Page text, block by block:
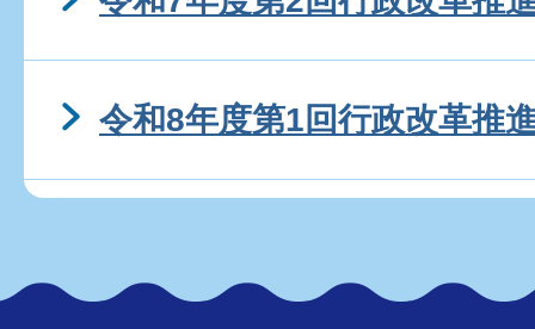
令和8年度第1回行政改革推